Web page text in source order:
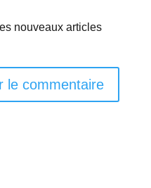
nouveaux articles